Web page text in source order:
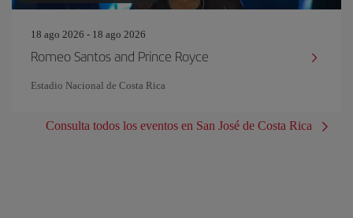
18 ago 2026 - 18 ago 2026
Romeo Santos and Prince Royce
Estadio Nacional de Costa Rica
Consulta todos los eventos en San José de Costa Rica